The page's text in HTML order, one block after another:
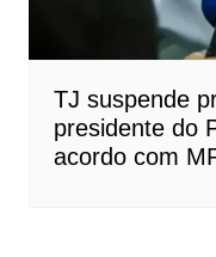
TJ suspende
presidente do
acordo com